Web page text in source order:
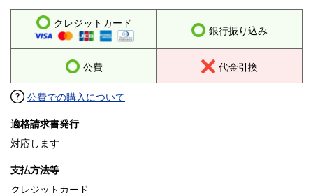
クレジットカード
銀行振り込み
公費 代金引換
公費での購入について
適格請求書発行
対応します
支払方法等
クレジットカード